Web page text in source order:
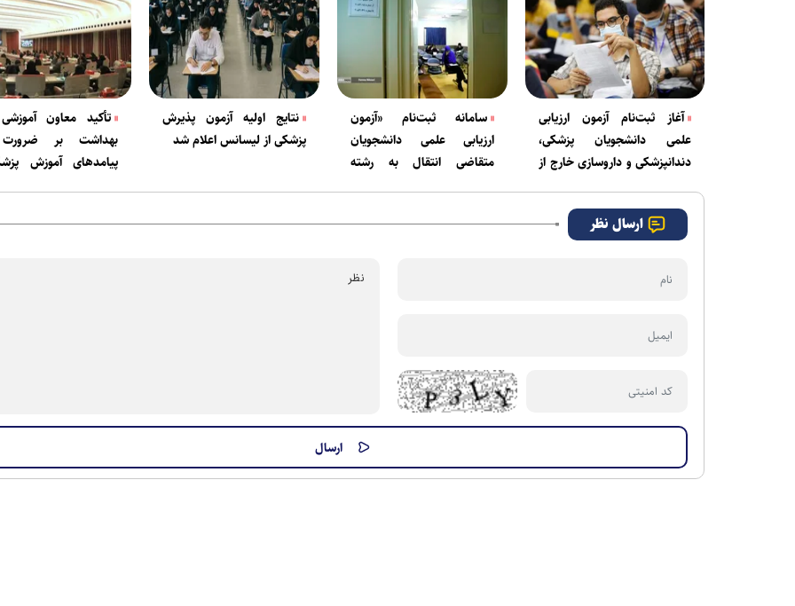
آغاز ثبت‌نام آزمون ارزیابی
علمی دانشجویان پزشکی،
دندانپزشکی و داروسازی خارج از
سامانه ثبت‌نام «آزمون
ارزیابی علمی دانشجویان
متقاضی انتقال به رشته
نتایج اولیه آزمون پذیرش
پزشکی از لیسانس اعلام شد
تأکید معاون
بهداشت بر
پیامد‌های آموزش
ارسال نظر